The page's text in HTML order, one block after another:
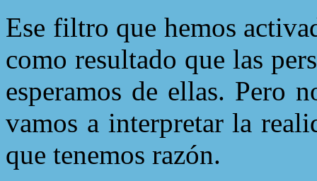
Ese filtro que hemos
como resultado que las
esperamos de ellas. Pero
vamos a interpretar la
que tenemos razón.